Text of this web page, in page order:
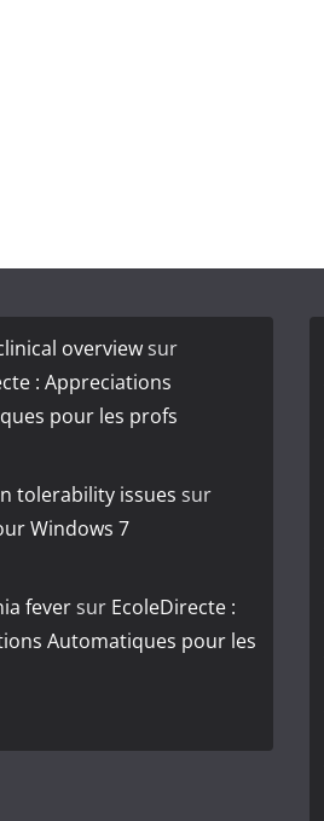
overviewsur
: Appreciations
pour les profs
tolerability issues sur
Windows 7
feversur EcoleDirecte :
Automatiques pour les